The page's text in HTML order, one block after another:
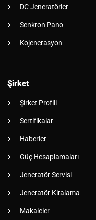
DC Jeneratörler
Senkron Pano
Kojenerasyon
Şirket
Şirket Profili
Sertifikalar
Haberler
Güç Hesaplamaları
Jeneratör Servisi
Jeneratör Kiralama
Makaleler